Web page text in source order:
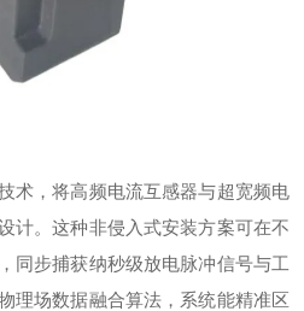
术，将高频电流互感器与超宽频电
计。这种非侵入式安装方案可在不
同步捕获纳秒级放电脉冲信号与工
理场数据融合算法，系统能精准区